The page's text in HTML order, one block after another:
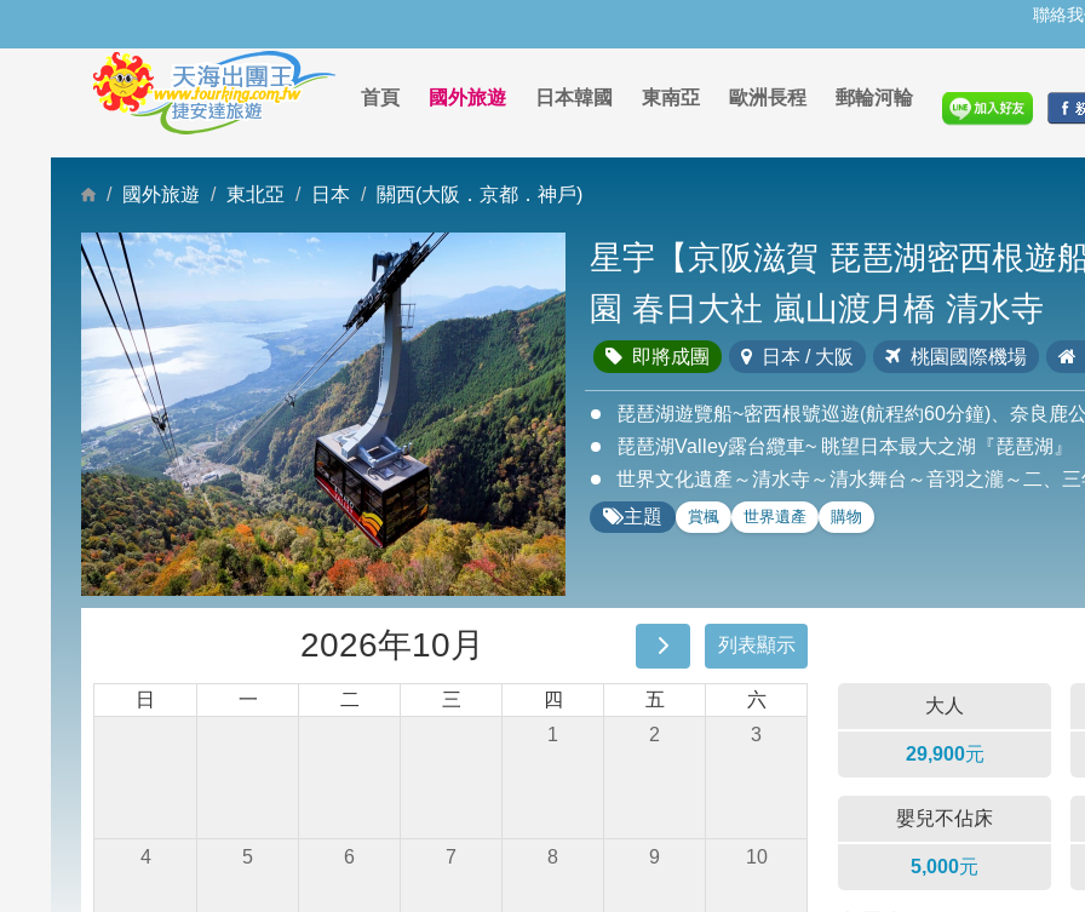
聯絡
首頁 國外旅遊 日本韓國 東南亞 歐洲長程 郵輪河輪
國外旅遊 東北亞 日本 關西(大阪．京都．神戶)
星宇【京阪滋賀 琵琶湖密西根遊
園 春日大社 嵐山渡月橋 清水寺
即將成團 日本 / 大阪 桃園國際機場
琵琶湖遊覽船~密西根號巡遊(航程約60分鐘)、奈良鹿
琵琶湖Valley露台纜車~ 眺望日本最大之湖『琵琶湖』
世界文化遺產～清水寺～清水舞台～音羽之瀧～二、
主題
賞楓 世界遺產 購物
2026年10月 列表顯示
日 一 二 三 四 五
六
1
2 3
4 5 6 7 8 9 10
大人
29,900元
嬰兒不佔床
5,000元